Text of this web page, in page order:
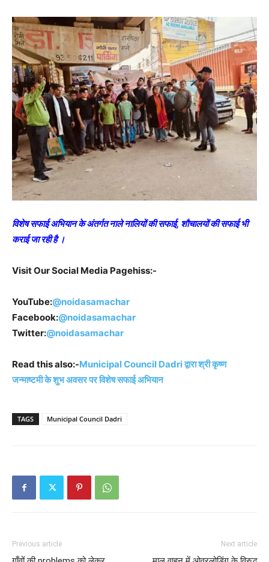
विशेष सफाई अभियान के अंतर्गत नाले नालियों की सफाई, शौचालयों की सफाई भी
कराई जा रही है ।
Visit Our Social Media Pagehiss:-
YouTube:@noidasamachar
Facebook:@noidasamachar
Twitter:@noidasamachar
Read this also:-Municipal Council Dadri द्वारा श्री कृष्ण
जन्माष्टमी के शुभ अवसर पर विशेष सफाई अभियान
TAGS Municipal Council Dadri
Previous article Next article